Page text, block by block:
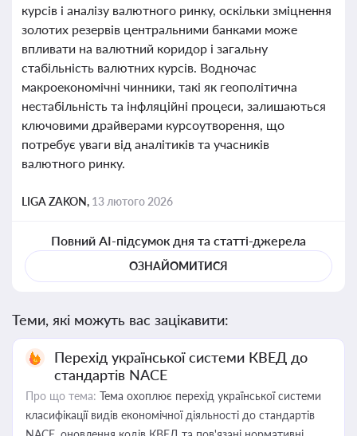
курсів і аналізу валютного ринку, оскільки зміцнення
золотих резервів центральними банками може
впливати на валютний коридор і загальну
стабільність валютних курсів. Водночас
макроекономічні чинники, такі як геополітична
нестабільність та інфляційні процеси, залишаються
ключовими драйверами курсоутворення, що
потребує уваги від аналітиків та учасників
валютного ринку.
LIGA ZAKON, 13 лютого 2026
Повний AI-підсумок дня та статті-джерела
ОЗНАЙОМИТИСЯ
Теми, які можуть вас зацікавити:
Перехід української системи КВЕД до
стандартів NACE
Про що тема: Тема охоплює перехід української системи
класифікації видів економічної діяльності до стандартів